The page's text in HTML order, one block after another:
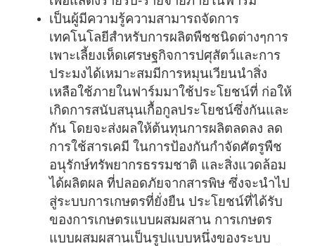
เป็นผู้มีความรู้ความสามารถจัดการ
เทคโนโลยีสำหรับการผลิตพืชชนิดต่างๆการ
เพาะเลี้ยงเห็ดเศรษฐกิจการปศุสัตว์และการ
ประมงได้เหมาะสมมีการหมุนเวียนนำสิ่ง
เหลือใช้ภายในฟาร์มมาใช้ประโยชน์ที่ ก่อให้
เกิดการสนับสนุนเกื้อกูลประโยชน์ซึ่งกันและ
กัน โดยจะส่งผลให้ต้นทุนการผลิตลดลง ลด
การใช้สารเคมี ในการป้องกันกำจัดศัตรูพืช
อนุรักษ์ทรัพยากรธรรมชาติ และสิ่งแวดล้อม
ได้ผลิตผล ที่ปลอดภัยจากสารพิษ ซึ่งจะนำไป
สู่ระบบการเกษตรที่ยั่งยืน ประโยชน์ที่ได้รับ
ของการเกษตรแบบผสมผสาน การเกษตร
แบบผสมผสานเป็นรูปแบบหนึ่งของระบบ